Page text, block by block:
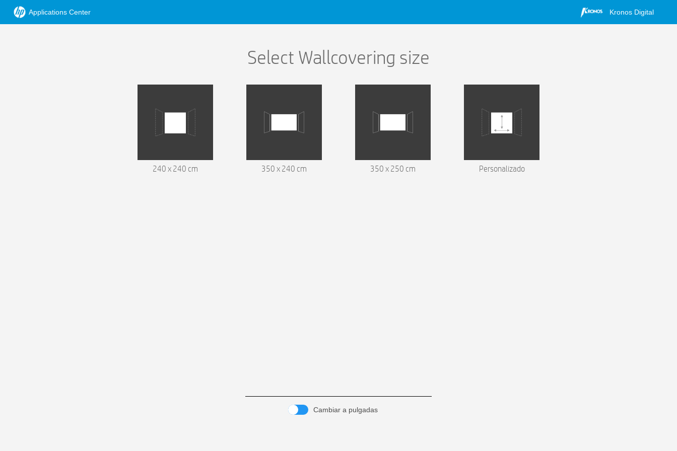
Applications Center Kronos Digital
Select Wallcovering size
240 x 240 cm 350 x 240 cm 350 x 250 cm Personalizado
Cambiar a pulgadas